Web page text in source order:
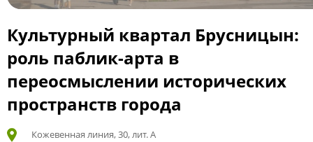
Культурный квартал Брусницын:
роль паблик-арта в
переосмыслении исторических
пространств города
Кожевенная линия, 30, лит. А